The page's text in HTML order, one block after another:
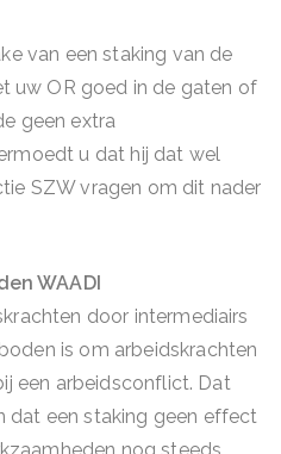
van een staking van de
uw OR goed in de gaten of
geen extra
u dat hij dat wel
SZW vragen om dit nader
WAADI
door intermediairs
is om arbeidskrachten
een arbeidsconflict. Dat
dat een staking geen effect